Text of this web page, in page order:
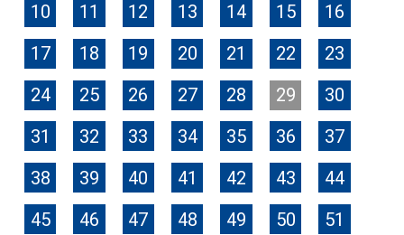
10
11 12 13 14 15
16
17
18 19 20 21 22
23
24
25 26 27 28 29
30
31
32 33 34 35 36
37
38
39 40 41 42 43
44
45
46 47 48 49 50
51